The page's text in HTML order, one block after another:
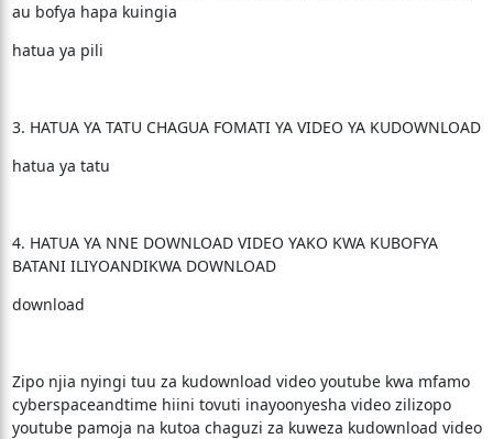
au bofya hapa kuingia
hatua ya pili
3. HATUA YA TATU CHAGUA FOMATI YA VIDEO YA KUDOWNLOAD
hatua ya tatu
4. HATUA YA NNE DOWNLOAD VIDEO YAKO KWA KUBOFYA
BATANI ILIYOANDIKWA DOWNLOAD
download
Zipo njia nyingi tuu za kudownload video youtube kwa mfamo
cyberspaceandtime hiini tovuti inayoonyesha video zilizopo
youtube pamoja na kutoa chaguzi za kuweza kudownload video